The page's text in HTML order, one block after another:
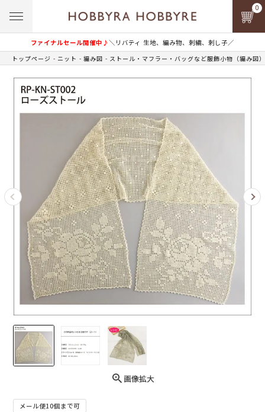
ファイナルセール開催中♪＼リバティ 生地、編み物、刺繍、刺し子／
0
トップページ ニット 編み図 ストール・マフラー・バッグなど服飾小物（編み図）
画像拡大
メール便10個まで可